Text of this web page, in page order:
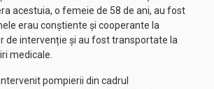
acestuia, o femeie de 58 de ani, au fost
erau conștiente și cooperante la
de intervenție și au fost transportate la
medicale.
pompierii din cadrul